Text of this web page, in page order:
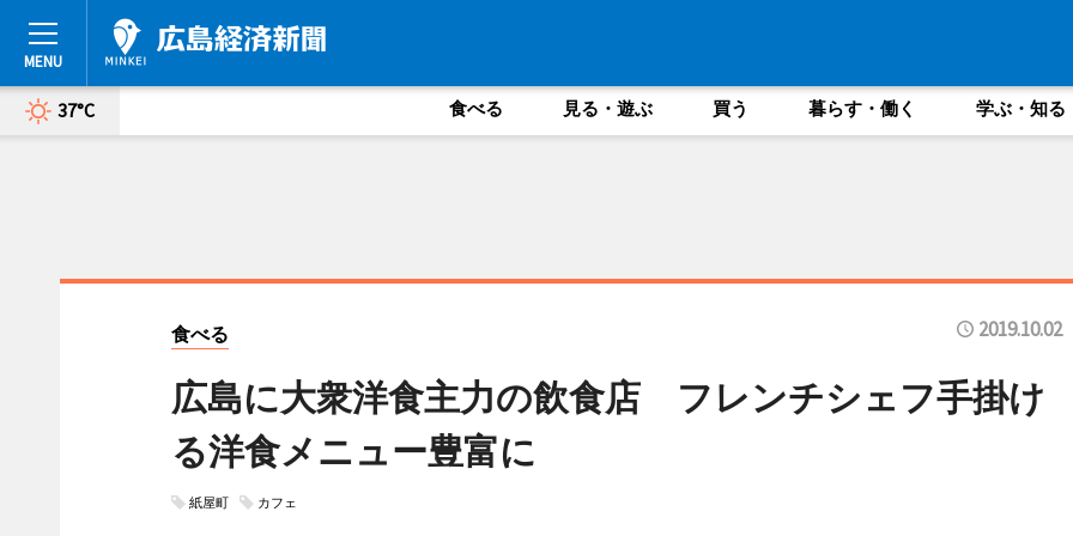
37°C 食べる 見る・遊ぶ 買う 暮らす・働く 学ぶ・知る
食べる 2019.10.02
広島に大衆洋食主力の飲食店 フレンチシェフ手掛け
る洋食メニュー豊富に
紙屋町 カフェ